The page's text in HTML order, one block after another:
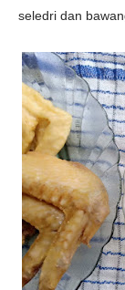
seledri dan